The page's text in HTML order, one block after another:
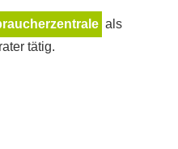
als
tätig.